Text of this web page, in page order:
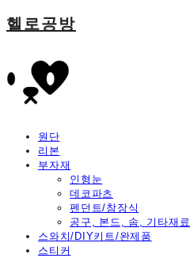
헬로공방
원단
리본
부자재
인형눈
데코파츠
펜던트/참장식
공구, 본드, 솜, 기타재료
스와치/DIY키트/완제품
스티커